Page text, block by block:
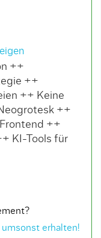
++
++
++ Keine
++
++
KI-Tools für
erhalten!